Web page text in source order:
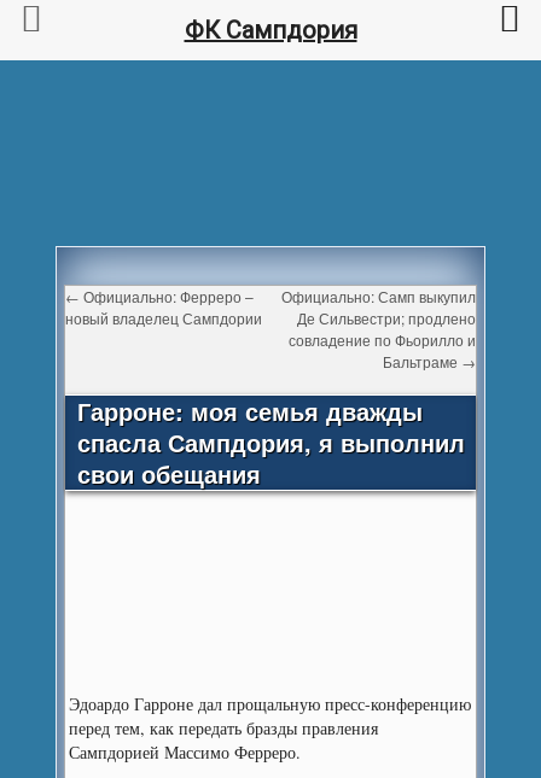
← Официально: Ферреро –
новый владелец Сампдории
Официально: Самп выкупил
Де Сильвестри; продлено
совладение по Фьорилло и
Бальтраме →
Гарроне: моя семья дважды
спасла Сампдория, я выполнил
свои обещания
Эдоардо Гарроне дал прощальную пресс-конференцию
перед тем, как передать бразды правления
Сампдорией Массимо Ферреро.
ФК Сампдория